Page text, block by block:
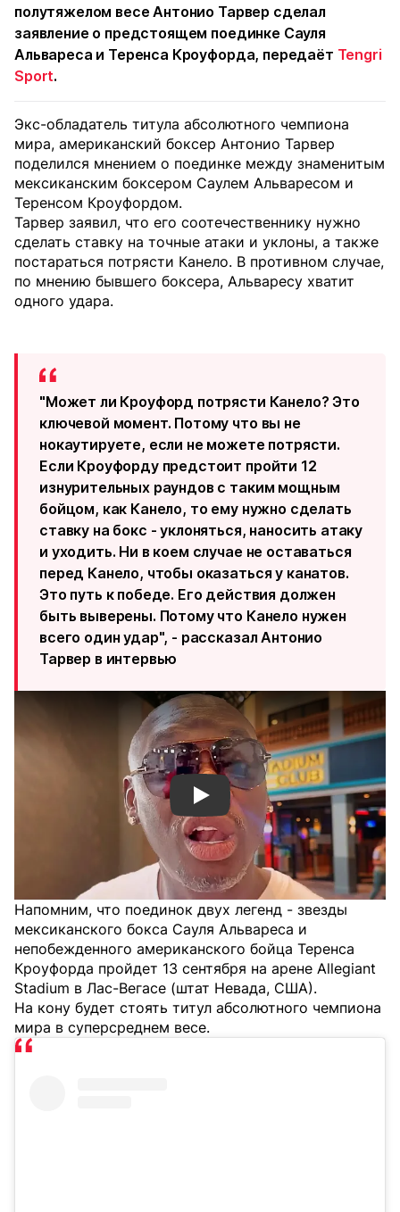
полутяжелом весе Антонио Тарвер сделал
заявление о предстоящем поединке Сауля
Альвареса и Теренса Кроуфорда, передаёт Tengri
Sport.
Экс-обладатель титула абсолютного чемпиона
мира, американский боксер Антонио Тарвер
поделился мнением о поединке между знаменитым
мексиканским боксером Саулем Альваресом и
Теренсом Кроуфордом.
Тарвер заявил, что его соотечественнику нужно
сделать ставку на точные атаки и уклоны, а также
постараться потрясти Канело. В противном случае,
по мнению бывшего боксера, Альваресу хватит
одного удара.
"Может ли Кроуфорд потрясти Канело? Это
ключевой момент. Потому что вы не
нокаутируете, если не можете потрясти.
Если Кроуфорду предстоит пройти 12
изнурительных раундов с таким мощным
бойцом, как Канело, то ему нужно сделать
ставку на бокс - уклоняться, наносить атаку
и уходить. Ни в коем случае не оставаться
перед Канело, чтобы оказаться у канатов.
Это путь к победе. Его действия должен
быть выверены. Потому что Канело нужен
всего один удар", - рассказал Антонио
Тарвер в интервью
Смотреть видео YouTube
Напомним, что поединок двух легенд - звезды
мексиканского бокса Сауля Альвареса и
непобежденного американского бойца Теренса
Кроуфорда пройдет 13 сентября на арене Allegiant
Stadium в Лас-Вегасе (штат Невада, США).
На кону будет стоять титул абсолютного чемпиона
мира в суперсреднем весе.